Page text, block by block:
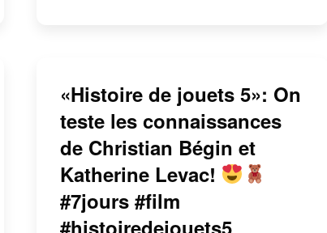
«Histoire de jouets 5»: On
teste les connaissances
de Christian Bégin et
Katherine Levac!
#7jours #film
#histoiredejouets5